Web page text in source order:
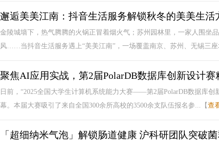
邂逅美美江南：抖音生活服务解锁秋冬的美美生活
金陵城墙下，热气腾腾的火锅正冒着烟火气；苏州园林里，一家人围坐
风……当抖音生活服务遇上“美美江南”，一场覆盖南京、苏州、无锡三
聚焦AI应用实战，第2届PolarDB数据库创新设计赛
日前，“2025全国大学生计算机系统能力大赛——第2届PolarDB数据库创
幕。本届大赛吸引了来自全国300余所高校的3500余支队伍报名参...【 查
「超细纳米气泡」解锁肠道健康 沪科研团队突破